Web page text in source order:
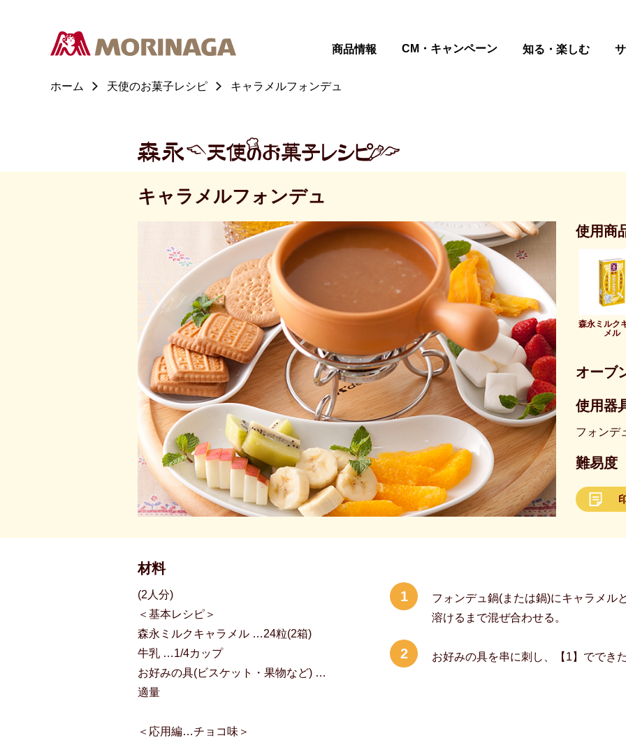
商品情報 CM・キャンペーン 知る・楽しむ
ホーム 天使のお菓子レシピ キャラメルフォンデュ
キャラメルフォンデュ
使用商
森永ミルク
メル
オーブ
使用器
フォンデ
難易度
材料
(2人分)
＜基本レシピ＞
森永ミルクキャラメル …24粒(2箱)
牛乳 …1/4カップ
お好みの具(ビスケット・果物など) …
適量
＜応用編…チョコ味＞
1
フォンデュ鍋(または鍋)にキャラメル
溶けるまで混ぜ合わせる。
2 お好みの具を串に刺し、【1】ででき